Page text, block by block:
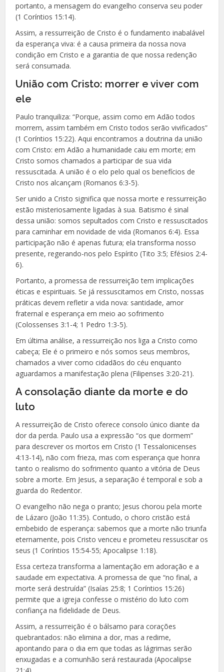
portanto, a mensagem do evangelho conserva seu poder
(1 Coríntios 15:14).
Assim, a ressurreição de Cristo é o fundamento inabalável
da esperança viva: é a causa primeira da nossa nova
condição em Cristo e a garantia de que nossa redenção
será consumada.
União com Cristo: morrer e viver com
ele
Paulo tranquiliza: “Porque, assim como em Adão todos
morrem, assim também em Cristo todos serão vivificados”
(1 Coríntios 15:22). Aqui encontramos a doutrina da união
com Cristo: em Adão a humanidade caiu em morte; em
Cristo somos chamados a participar de sua vida
ressuscitada. A união é o elo pelo qual os benefícios de
Cristo nos alcançam (Romanos 6:3-5).
Ser unido a Cristo significa que nossa morte e ressurreição
estão misteriosamente ligadas à sua. Batismo é sinal
dessa união: somos sepultados com Cristo e ressuscitados
para caminhar em novidade de vida (Romanos 6:4). Essa
participação não é apenas futura; ela transforma nosso
presente, regerando-nos pelo Espírito (Tito 3:5; Efésios 2:4-
6).
Portanto, a promessa de ressurreição tem implicações
éticas e espirituais. Se já ressuscitamos em Cristo, nossas
práticas devem refletir a vida nova: santidade, amor
fraternal e esperança em meio ao sofrimento
(Colossenses 3:1-4; 1 Pedro 1:3-5).
Em última análise, a ressurreição nos liga a Cristo como
cabeça; Ele é o primeiro e nós somos seus membros,
chamados a viver como cidadãos do céu enquanto
aguardamos a manifestação plena (Filipenses 3:20-21).
A consolação diante da morte e do
luto
A ressurreição de Cristo oferece consolo único diante da
dor da perda. Paulo usa a expressão “os que dormem”
para descrever os mortos em Cristo (1 Tessalonicenses
4:13-14), não com frieza, mas com esperança que honra
tanto o realismo do sofrimento quanto a vitória de Deus
sobre a morte. Em Jesus, a separação é temporal e sob a
guarda do Redentor.
O evangelho não nega o pranto; Jesus chorou pela morte
de Lázaro (João 11:35). Contudo, o choro cristão está
embebido de esperança: sabemos que a morte não triunfa
eternamente, pois Cristo venceu e prometeu ressuscitar os
seus (1 Coríntios 15:54-55; Apocalipse 1:18).
Essa certeza transforma a lamentação em adoração e a
saudade em expectativa. A promessa de que “no final, a
morte será destruída” (Isaías 25:8; 1 Coríntios 15:26)
permite que a igreja confesse o mistério do luto com
confiança na fidelidade de Deus.
Assim, a ressurreição é o bálsamo para corações
quebrantados: não elimina a dor, mas a redime,
apontando para o dia em que todas as lágrimas serão
enxugadas e a comunhão será restaurada (Apocalipse
21:4).